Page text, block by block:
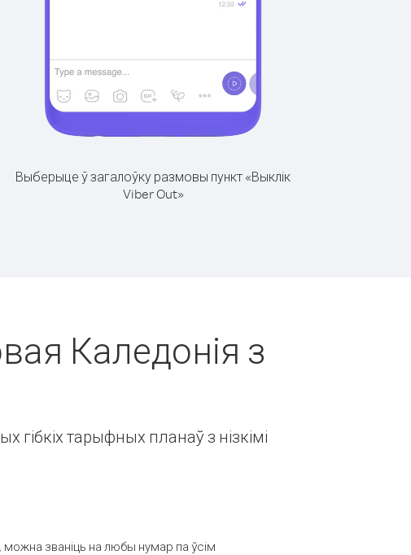
Выберыце ў загалоўку размовы пункт «Выклік
Viber Out»
Каледонія з
тарыфных планаў з нізкімі
званіць на любы нумар па ўсім